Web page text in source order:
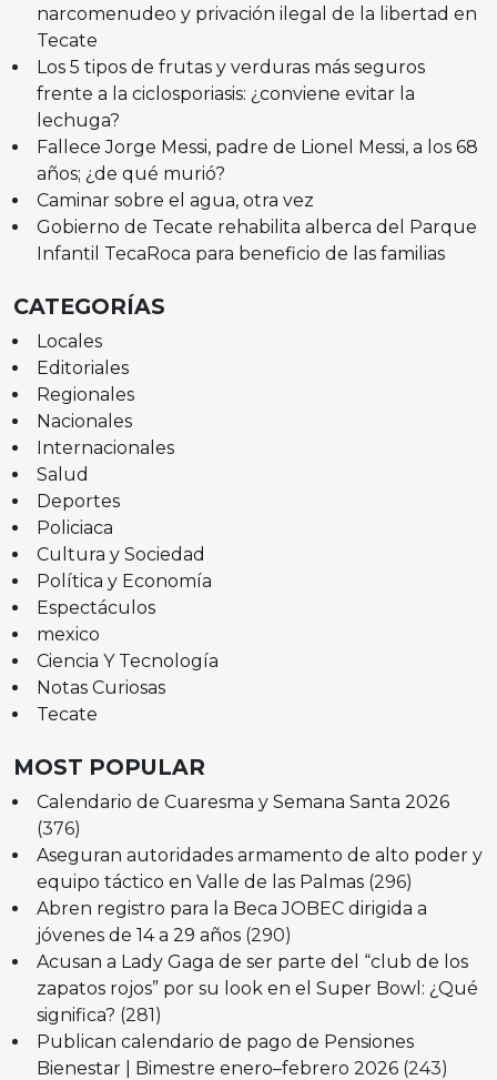
narcomenudeo y privación ilegal de la libertad en
Tecate
Los 5 tipos de frutas y verduras más seguros
frente a la ciclosporiasis: ¿conviene evitar la
lechuga?
Fallece Jorge Messi, padre de Lionel Messi, a los 68
años; ¿de qué murió?
Caminar sobre el agua, otra vez
Gobierno de Tecate rehabilita alberca del Parque
Infantil TecaRoca para beneficio de las familias
CATEGORÍAS
Locales
Editoriales
Regionales
Nacionales
Internacionales
Salud
Deportes
Policiaca
Cultura y Sociedad
Política y Economía
Espectáculos
mexico
Ciencia Y Tecnología
Notas Curiosas
Tecate
MOST POPULAR
Calendario de Cuaresma y Semana Santa 2026
(376)
Aseguran autoridades armamento de alto poder y
equipo táctico en Valle de las Palmas (296)
Abren registro para la Beca JOBEC dirigida a
jóvenes de 14 a 29 años (290)
Acusan a Lady Gaga de ser parte del “club de los
zapatos rojos” por su look en el Super Bowl: ¿Qué
significa? (281)
Publican calendario de pago de Pensiones
Bienestar | Bimestre enero–febrero 2026 (243)